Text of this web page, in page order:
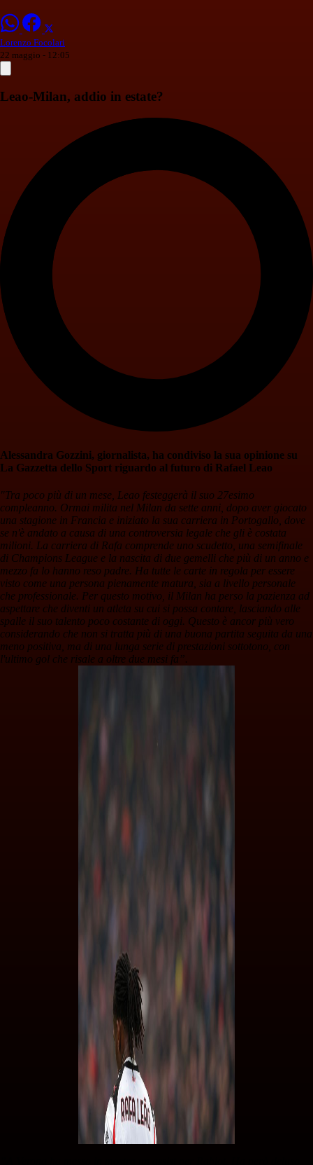
Lorenzo Focolari
22 maggio - 12:05
Leao-Milan, addio in estate?
Alessandra Gozzini, giornalista, ha condiviso la sua opinione su
La Gazzetta dello Sport riguardo al futuro di Rafael Leao
"Tra poco più di un mese, Leao festeggerà il suo 27esimo
compleanno. Ormai milita nel Milan da sette anni, dopo aver giocato
una stagione in Francia e iniziato la sua carriera in Portogallo, dove
se n'è andato a causa di una controversia legale che gli è costata
milioni. La carriera di Rafa comprende uno scudetto, una semifinale
di Champions League e la nascita di due gemelli che più di un anno e
mezzo fa lo hanno reso padre. Ha tutte le carte in regola per essere
visto come una persona pienamente matura, sia a livello personale
che professionale. Per questo motivo, il Milan ha perso la pazienza ad
aspettare che diventi un atleta su cui si possa contare, lasciando alle
spalle il suo talento poco costante di oggi. Questo è ancor più vero
considerando che non si tratta più di una buona partita seguita da una
meno positiva, ma di una lunga serie di prestazioni sottotono, con
l'ultimo gol che risale a oltre due mesi fa”.